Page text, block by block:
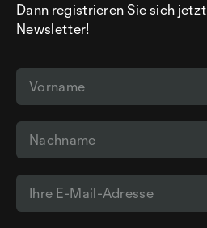
Dann registrieren Sie sich
Newsletter!